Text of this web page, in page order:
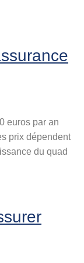
euros par an
prix dépendent
du quad